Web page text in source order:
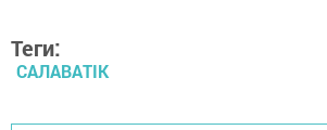
Теги:
САЛАВАTIK